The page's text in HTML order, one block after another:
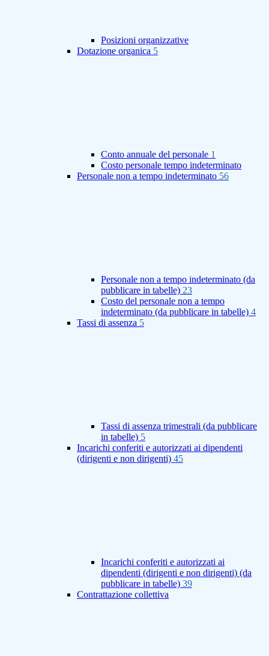
Posizioni organizzative
Dotazione organica 5
Conto annuale del personale 1
Costo personale tempo indeterminato
Personale non a tempo indeterminato 56
Personale non a tempo indeterminato (da
pubblicare in tabelle) 23
Costo del personale non a tempo
indeterminato (da pubblicare in tabelle) 4
Tassi di assenza 5
Tassi di assenza trimestrali (da pubblicare
in tabelle) 5
Incarichi conferiti e autorizzati ai dipendenti
(dirigenti e non dirigenti) 45
Incarichi conferiti e autorizzati ai
dipendenti (dirigenti e non dirigenti) (da
pubblicare in tabelle) 39
Contrattazione collettiva